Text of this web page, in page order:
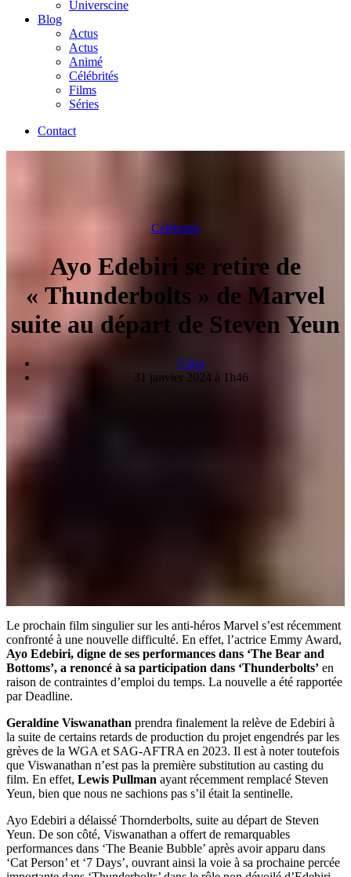
Universcine
Blog
Actus
Actus
Animé
Célébrités
Films
Séries
Contact
Célébrités
Ayo Edebiri se retire de
« Thunderbolts » de Marvel
suite au départ de Steven Yeun
Clara
31 janvier 2024 à 1h46
Le prochain film singulier sur les anti-héros Marvel s’est récemment
confronté à une nouvelle difficulté. En effet, l’actrice Emmy Award,
Ayo Edebiri, digne de ses performances dans ‘The Bear and
Bottoms’, a renoncé à sa participation dans ‘Thunderbolts’ en
raison de contraintes d’emploi du temps. La nouvelle a été rapportée
par Deadline.
Geraldine Viswanathan prendra finalement la relève de Edebiri à
la suite de certains retards de production du projet engendrés par les
grèves de la WGA et SAG-AFTRA en 2023. Il est à noter toutefois
que Viswanathan n’est pas la première substitution au casting du
film. En effet, Lewis Pullman ayant récemment remplacé Steven
Yeun, bien que nous ne sachions pas s’il était la sentinelle.
Ayo Edebiri a délaissé Thornderbolts, suite au départ de Steven
Yeun. De son côté, Viswanathan a offert de remarquables
performances dans ‘The Beanie Bubble’ après avoir apparu dans
‘Cat Person’ et ‘7 Days’, ouvrant ainsi la voie à sa prochaine percée